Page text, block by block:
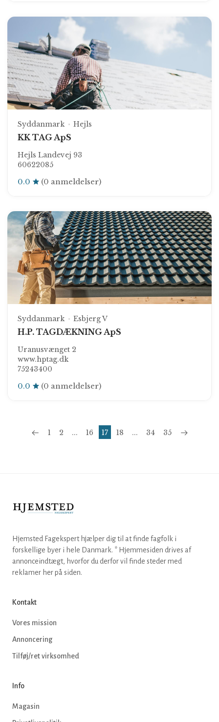
Syddanmark Hejls
KK TAG ApS
Hejls Landevej 93
60622085
0.0 (0 anmeldelser)
Syddanmark Esbjerg V
H.P. TAGDÆKNING ApS
Uranusvænget 2
www.hptag.dk
75243400
0.0 (0 anmeldelser)
1 2 ... 16 17 18 ... 34 35
Hjemsted Fagekspert hjælper dig til at finde fagfolk i
forskellige byer i hele Danmark. * Hjemmesiden drives af
annonceindtægt, hvorfor du derfor vil finde steder med
reklamer her på siden.
Kontakt
Vores mission
Annoncering
Tilføj/ret virksomhed
Info
Magasin